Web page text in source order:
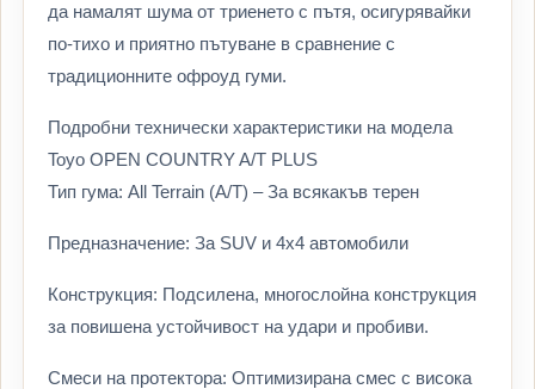
да намалят шума от триенето с пътя, осигурявайки
по-тихо и приятно пътуване в сравнение с
традиционните офроуд гуми.
Подробни технически характеристики на модела
Toyo OPEN COUNTRY A/T PLUS
Тип гума: All Terrain (A/T) – За всякакъв терен
Предназначение: За SUV и 4х4 автомобили
Конструкция: Подсилена, многослойна конструкция
за повишена устойчивост на удари и пробиви.
Смеси на протектора: Оптимизирана смес с висока